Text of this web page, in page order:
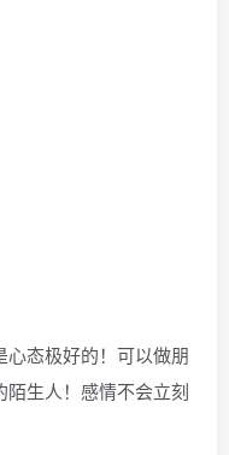
态极好的！可以做朋
生人！感情不会立刻